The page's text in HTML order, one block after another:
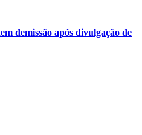
demissão após divulgação de